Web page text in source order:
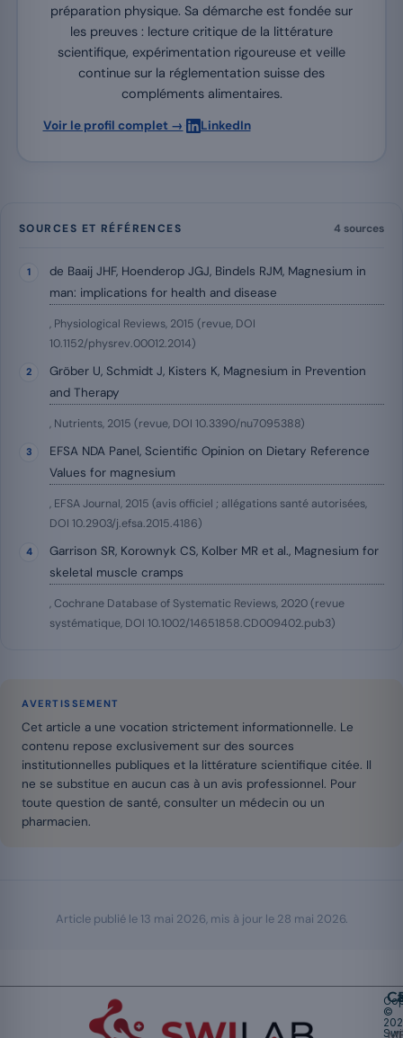
préparation physique. Sa démarche est fondée sur
les preuves : lecture critique de la littérature
scientifique, expérimentation rigoureuse et veille
continue sur la réglementation suisse des
compléments alimentaires.
Voir le profil complet → LinkedIn
SOURCES ET RÉFÉRENCES 4 sources
de Baaij JHF, Hoenderop JGJ, Bindels RJM, Magnesium in
man: implications for health and disease
, Physiological Reviews, 2015 (revue, DOI
10.1152/physrev.00012.2014)
Gröber U, Schmidt J, Kisters K, Magnesium in Prevention
and Therapy
, Nutrients, 2015 (revue, DOI 10.3390/nu7095388)
EFSA NDA Panel, Scientific Opinion on Dietary Reference
Values for magnesium
, EFSA Journal, 2015 (avis officiel ; allégations santé autorisées,
DOI 10.2903/j.efsa.2015.4186)
Garrison SR, Korownyk CS, Kolber MR et al., Magnesium for
skeletal muscle cramps
, Cochrane Database of Systematic Reviews, 2020 (revue
systématique, DOI 10.1002/14651858.CD009402.pub3)
AVERTISSEMENT
Cet article a une vocation strictement informationnelle. Le
contenu repose exclusivement sur des sources
institutionnelles publiques et la littérature scientifique citée. Il
ne se substitue en aucun cas à un avis professionnel. Pour
toute question de santé, consulter un médecin ou un
pharmacien.
Article publié le 13 mai 2026, mis à jour le 28 mai 2026.
©